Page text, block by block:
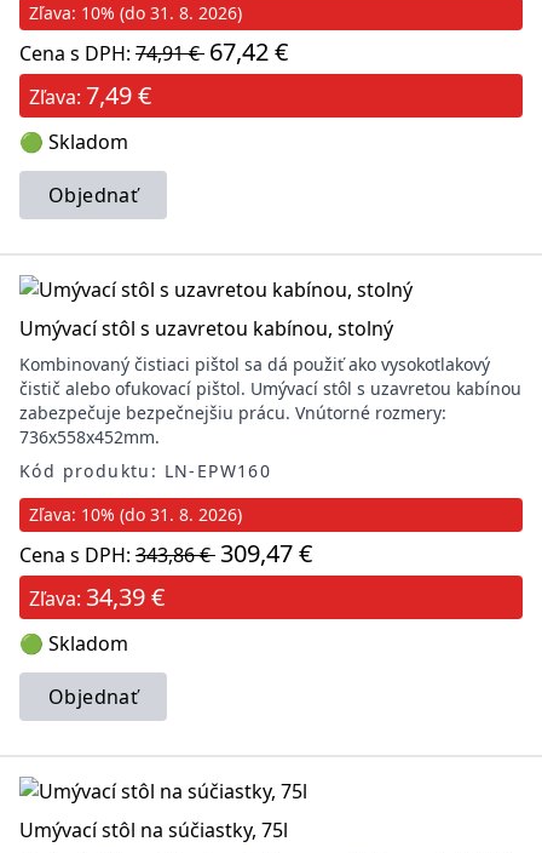
Zľava: 10% (do 31. 8. 2026)
Cena s DPH: 74,91 € 67,42 €
Zľava: 7,49 €
🟢 Skladom
Objednať
Umývací stôl s uzavretou kabínou, stolný
Kombinovaný čistiaci pištol sa dá použiť ako vysokotlakový
čistič alebo ofukovací pištol. Umývací stôl s uzavretou kabínou
zabezpečuje bezpečnejšiu prácu. Vnútorné rozmery:
736x558x452mm.
Kód produktu: LN-EPW160
Zľava: 10% (do 31. 8. 2026)
Cena s DPH: 343,86 €309,47 €
Zľava: 34,39 €
🟢 Skladom
Objednať
Umývací stôl na súčiastky, 75l